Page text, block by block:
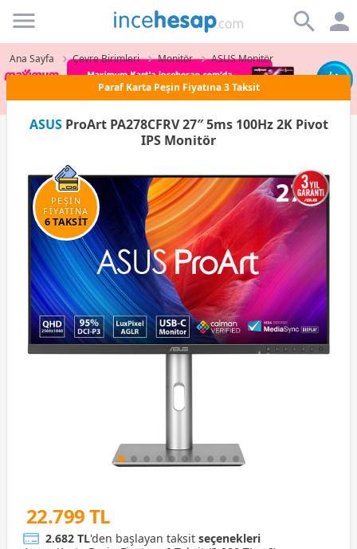
Incehesap
Ana Sayfa Çevre Birimleri Monitör ASUS Monitör
Paraf Karta Peşin Fiyatına 3 Taksit
ASUSProArt PA278CFRV 27″ 5ms 100Hz 2K Pivot
IPS Monitör
PEŞİN
FİYATINA
6 TAKSİT
22.799 TL
2.682 TL'den başlayan taksit seçenekleri